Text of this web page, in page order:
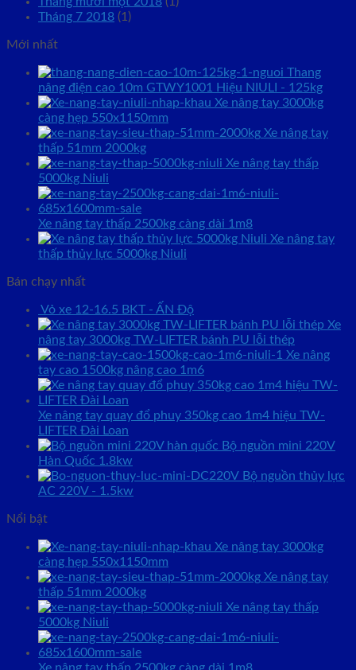
Tháng 7 2018 (1)
Mới nhất
Thang
nâng điện cao 10m GTWY1001 Hiệu NIULI - 125kg
Xe nâng tay 3000kg
càng hẹp 550x1150mm
Xe nâng tay
thấp 51mm 2000kg
Xe nâng tay thấp
5000kg Niuli
Xe nâng tay thấp 2500kg càng dài 1m8
Xe nâng tay
thấp thủy lực 5000kg Niuli
Bán chạy nhất
Vỏ xe 12-16.5 BKT - ẤN Độ
Xe
nâng tay 3000kg TW-LIFTER bánh PU lỗi thép
Xe nâng
tay cao 1500kg nâng cao 1m6
Xe nâng tay quay đổ phuy 350kg cao 1m4 hiệu TW-
LIFTER Đài Loan
Bộ nguồn mini 220V
Hàn Quốc 1.8kw
Bộ nguồn thủy lực
AC 220V - 1.5kw
Nổi bật
Xe nâng tay 3000kg
càng hẹp 550x1150mm
Xe nâng tay
thấp 51mm 2000kg
Xe nâng tay thấp
5000kg Niuli